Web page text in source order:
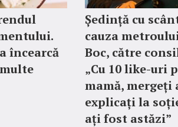
încearcă
Ședință cu
cauza
Boc, către
„Cu 10 like-uri
mamă, mergeți
explicați la
ați fost astăzi”